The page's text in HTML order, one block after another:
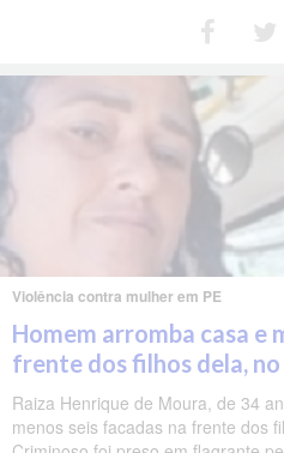
Violência contra mulher em PE
Homem arromba casa e
frente dos filhos dela,
Raiza Henrique de Moura, de 34
menos seis facadas na frente dos